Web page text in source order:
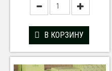
В КОРЗИНУ